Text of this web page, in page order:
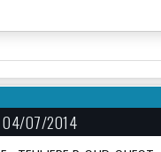
04/07/2014